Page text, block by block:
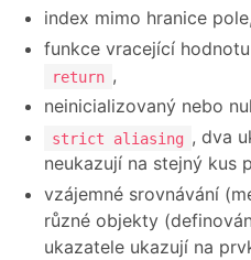
index mimo hranice pole,
funkce vracející
return ,
neinicializovaný nebo
strict aliasing , dva
neukazují na stejný kus
vzájemné srovnávání
různé objekty
ukazatele ukazují na